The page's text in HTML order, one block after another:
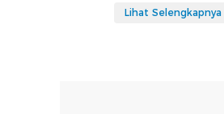
Lihat Selengkapnya